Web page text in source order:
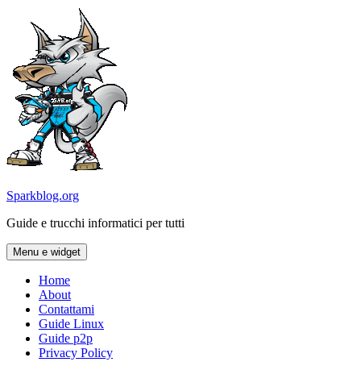
contenuto
Sparkblog.org
Guide e trucchi informatici per tutti
Menu e widget
Home
About
Contattami
Guide Linux
Guide p2p
Privacy Policy